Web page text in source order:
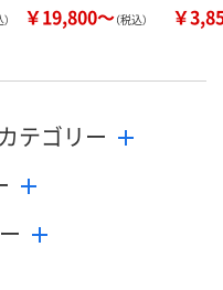
￥19,800～（税込） ￥
テゴリー